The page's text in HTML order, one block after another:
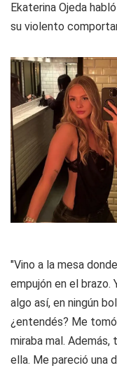
Ekaterina Ojeda
su violento
"Vino a la mesa
empujón en el brazo.
algo así, en ningún
¿entendés? Me
miraba mal.
ella. Me pareció una